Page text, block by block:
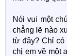
Nói vui một
chẳng lẽ nào
từ đây? Chỉ
chị em về một